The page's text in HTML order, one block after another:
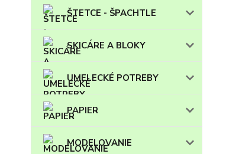
ŠTETCE - ŠPACHTLE
SKICÁRE A BLOKY
UMELECKÉ POTREBY
PAPIER
MODELOVANIE